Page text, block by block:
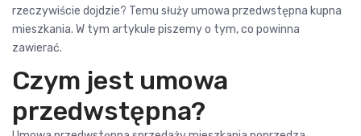
rzeczywiście dojdzie? Temu służy umowa przedwstępna kupna
mieszkania. W tym artykule piszemy o tym, co powinna
zawierać.
Czym jest umowa
przedwstępna?